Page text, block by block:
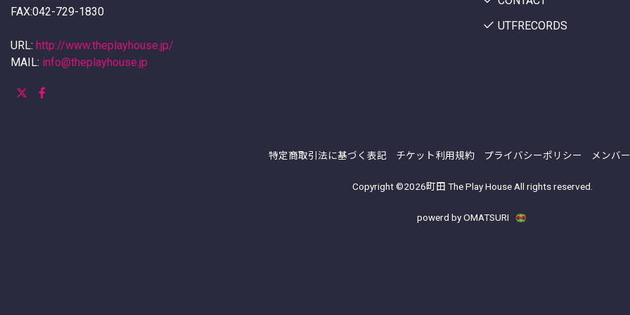
FAX:042-729-1830
URL: http://www.theplayhouse.jp/
MAIL: info@theplayhouse.jp
UTFRECORDS
特定商取引法に基づく表記 チケット利用規約 プライバシーポリシー メンバ
Copyright ©2026町田 The Play House All rights reserved.
powerd by OMATSURI